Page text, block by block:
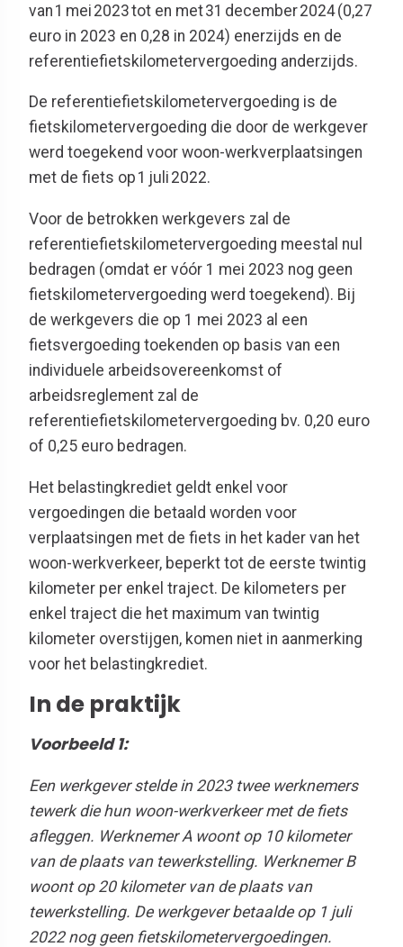
van 1 mei 2023 tot en met 31 december 2024 (0,27
euro in 2023 en 0,28 in 2024) enerzijds en de
referentiefietskilometervergoeding anderzijds.
De referentiefietskilometervergoeding is de
fietskilometervergoeding die door de werkgever
werd toegekend voor woon-werkverplaatsingen
met de fiets op 1 juli 2022.
Voor de betrokken werkgevers zal de
referentiefietskilometervergoeding meestal nul
bedragen (omdat er vóór 1 mei 2023 nog geen
fietskilometervergoeding werd toegekend). Bij
de werkgevers die op 1 mei 2023 al een
fietsvergoeding toekenden op basis van een
individuele arbeidsovereenkomst of
arbeidsreglement zal de
referentiefietskilometervergoeding bv. 0,20 euro
of 0,25 euro bedragen.
Het belastingkrediet geldt enkel voor
vergoedingen die betaald worden voor
verplaatsingen met de fiets in het kader van het
woon-werkverkeer, beperkt tot de eerste twintig
kilometer per enkel traject. De kilometers per
enkel traject die het maximum van twintig
kilometer overstijgen, komen niet in aanmerking
voor het belastingkrediet.
In de praktijk
Voorbeeld 1:
Een werkgever stelde in 2023 twee werknemers
tewerk die hun woon-werkverkeer met de fiets
afleggen. Werknemer A woont op 10 kilometer
van de plaats van tewerkstelling. Werknemer B
woont op 20 kilometer van de plaats van
tewerkstelling. De werkgever betaalde op 1 juli
2022 nog geen fietskilometervergoedingen.